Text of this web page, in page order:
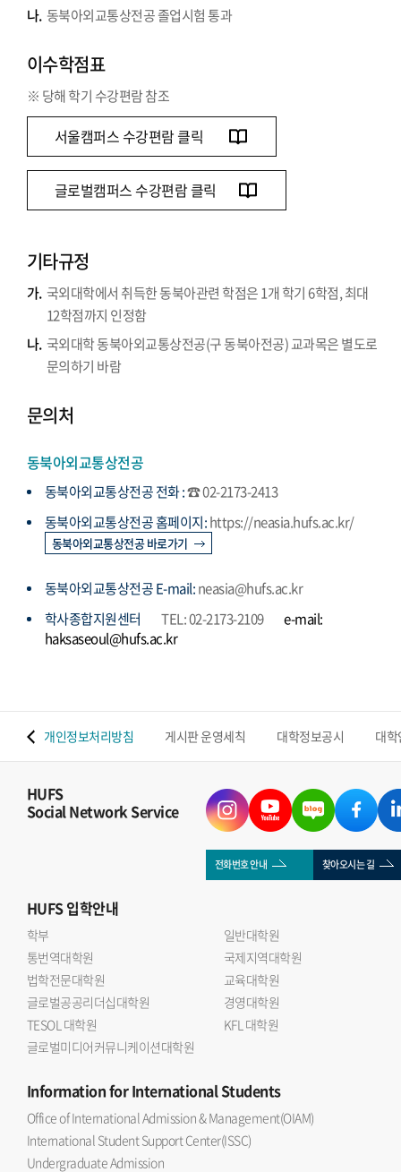
나. 동북아외교통상전공 졸업시험 통과
이수학점표
※ 당해 학기 수강편람 참조
서울캠퍼스 수강편람 클릭
글로벌캠퍼스 수강편람 클릭
기타규정
가. 국외대학에서 취득한 동북아관련 학점은 1개 학기 6학점, 최대
12학점까지 인정함
나. 국외대학 동북아외교통상전공(구 동북아전공) 교과목은 별도로
문의하기 바람
문의처
동북아외교통상전공
동북아외교통상전공 전화 :☎ 02-2173-2413
동북아외교통상전공 홈페이지:https://neasia.hufs.ac.kr/
동북아외교통상전공 바로가기
동북아외교통상전공 E-mail:neasia@hufs.ac.kr
학사종합지원센터
TEL: 02-2173-2109
e-mail:
haksaseoul@hufs.ac.kr
개인정보처리방침 게시판 운영세칙 대학정보공시 대
HUFS
Social Network Service
전화번호 안내 찾아오시는 길
HUFS입학안내
학부
일반대학원
통번역대학원
국제지역대학원
법학전문대학원
교육대학원
글로벌공공리더십대학원
경영대학원
TESOL 대학원
KFL 대학원
글로벌미디어커뮤니케이션대학원
Informationfor International Students
Office of International Admission & Management(OIAM)
International Student Support Center(ISSC)
Undergraduate Admission